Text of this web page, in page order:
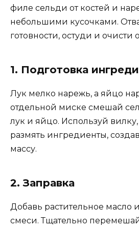
филе сельди от костей и
небольшими кусочками.
готовности, остуди и очисти
1. Подготовка
Лук мелко нарежь, а яйцо
отдельной миске смешай
лук и яйцо. Используй вилку,
размять ингредиенты,
массу.
2. Заправка
Добавь растительное масло
смеси. Тщательно